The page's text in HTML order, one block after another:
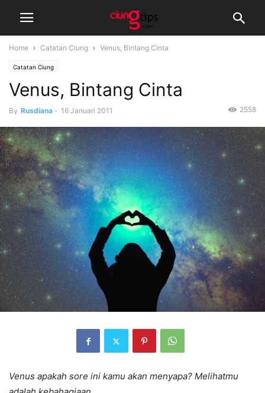
Home Catatan Ciung Venus, Bintang Cinta
Catatan Ciung
Venus, Bintang Cinta
By Rusdiana - 16 Januari 2011 2558
Venus apakah sore ini kamu akan menyapa? Melihatmu